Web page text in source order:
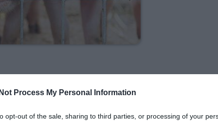
Process My Personal Information
opt-out of the sale, sharing to third parties, or processing of your